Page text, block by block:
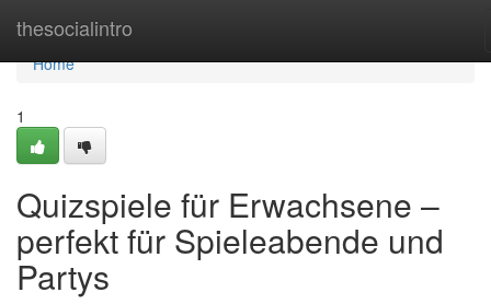
thesocialintro
Home
Home
1
Quizspiele für Erwachsene –
perfekt für Spieleabende und
Partys